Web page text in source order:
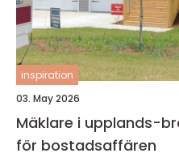
inspiration
03. May 2026
Mäklare i upplands-bro så hittar du rätt
för bostadsaffären